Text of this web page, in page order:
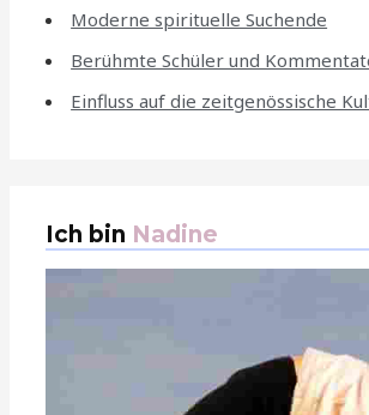
Moderne spirituelle Suchende
Berühmte Schüler und
Einfluss auf die zeitgenössische
Ich bin Nadine